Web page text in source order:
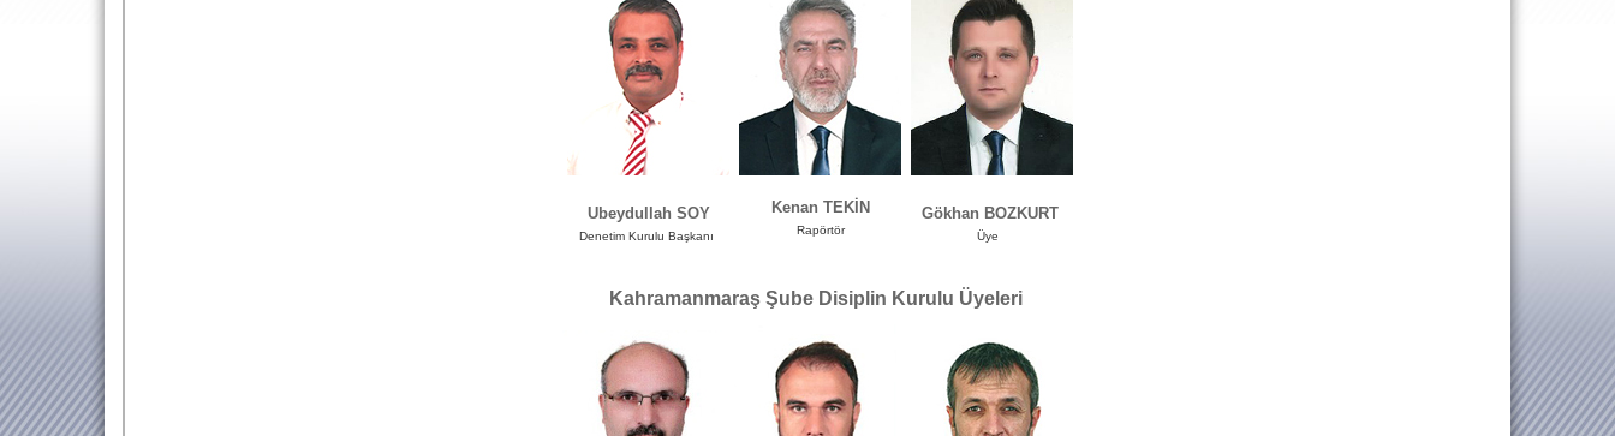
Ubeydullah SOY
Denetim Kurulu Başkanı
Kenan TEKİN
Rapörtör
Gökhan BOZKURT
Üye
KahramanmaraşŞube Disiplin Kurulu Üyeleri